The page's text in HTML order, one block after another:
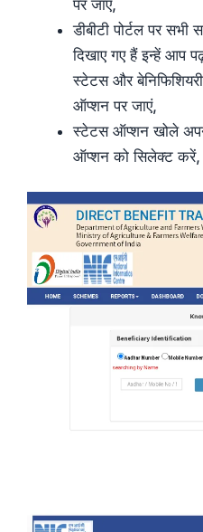
पर जाएं,
डीबीटी पोर्टल पर
दिखाए गए हैं इन्हें
स्टेटस और
ऑप्शन पर जाएं,
स्टेटस ऑप्शन खोले अपने
ऑप्शन को सिलेक्ट करें,